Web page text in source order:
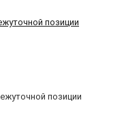
позиции